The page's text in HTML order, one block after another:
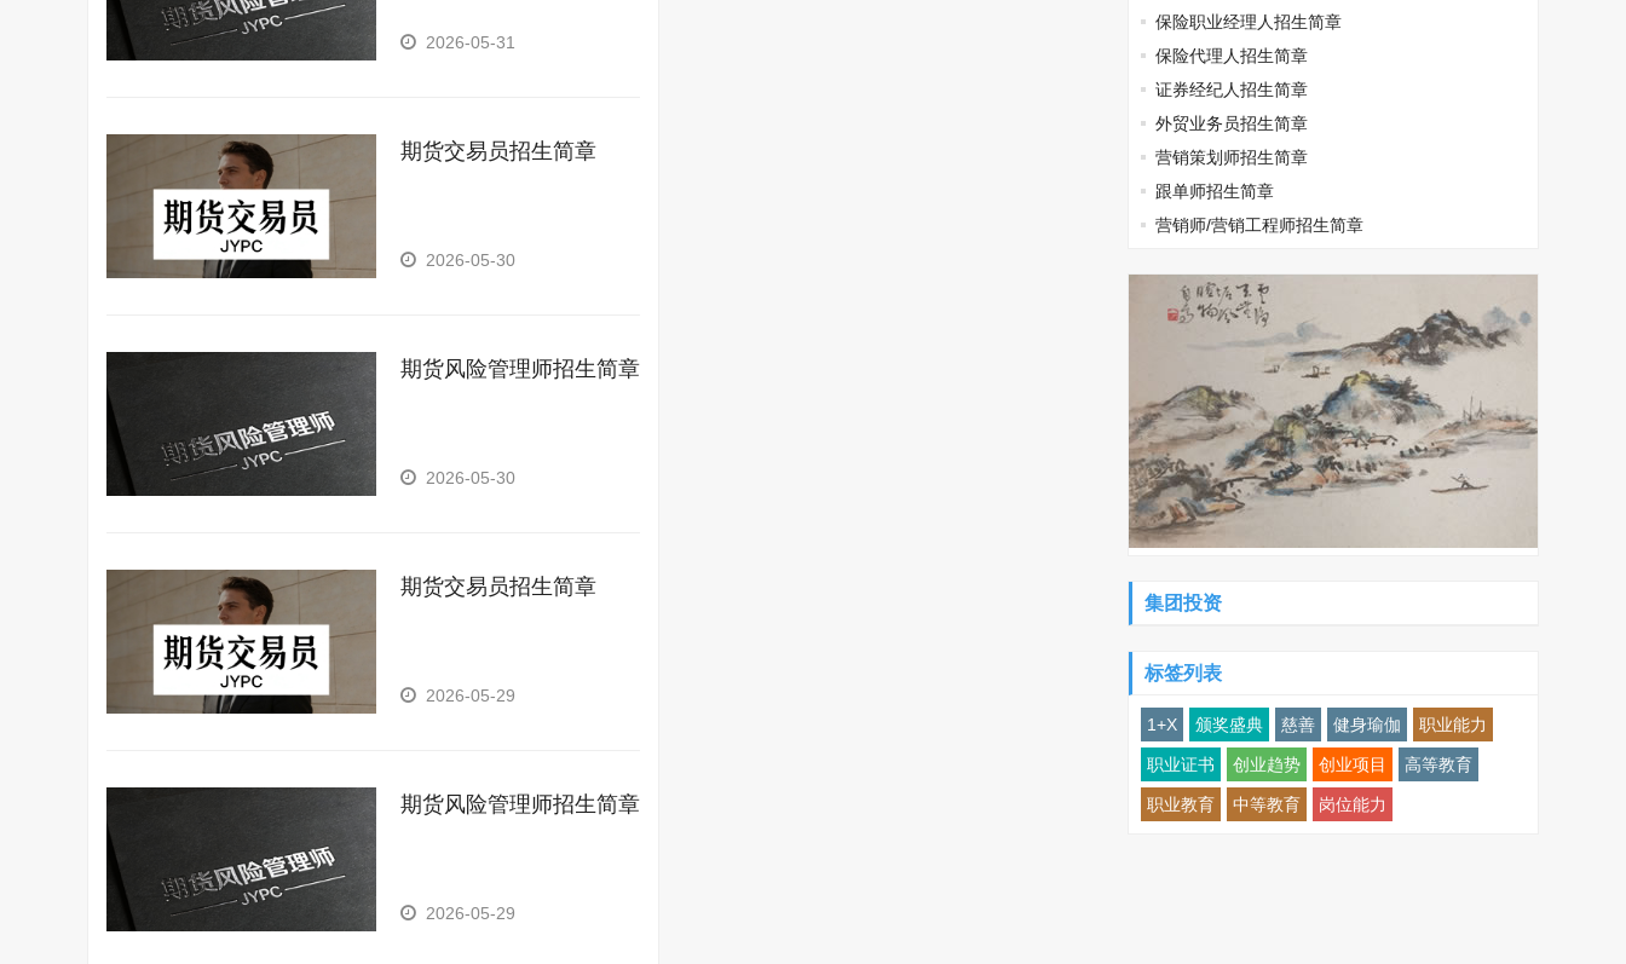
2026-05-31
期货交易员招生简章
2026-05-30
期货风险管理师招生简章
2026-05-30
期货交易员招生简章
2026-05-29
期货风险管理师招生简章
2026-05-29
保险职业经理人招生简章
保险代理人招生简章
证券经纪人招生简章
外贸业务员招生简章
营销策划师招生简章
跟单师招生简章
营销师/营销工程师招生简章
集团投资
标签列表
1+X 颁奖盛典 慈善 健身瑜伽 职业能力
职业证书 创业趋势 创业项目 高等教育
职业教育 中等教育 岗位能力